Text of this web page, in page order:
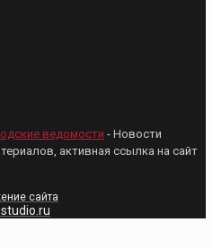
ведомости - Новости
активная ссылка на сайт
сайта